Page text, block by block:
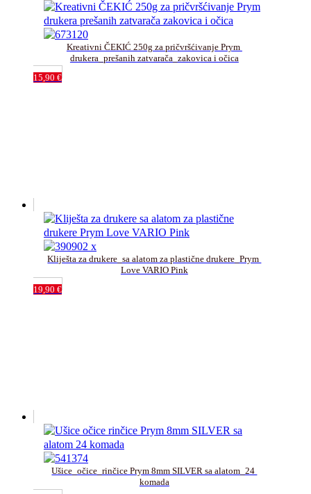
Kreativni ČEKIĆ 250g za pričvršćivanje Prym
drukera_prešanih zatvarača_zakovica i očica
15,90 €
Kliješta za drukere_sa alatom za plastične drukere_Prym
Love VARIO Pink
19,90 €
Ušice_očice_rinčice Prym 8mm SILVER sa alatom_24
komada